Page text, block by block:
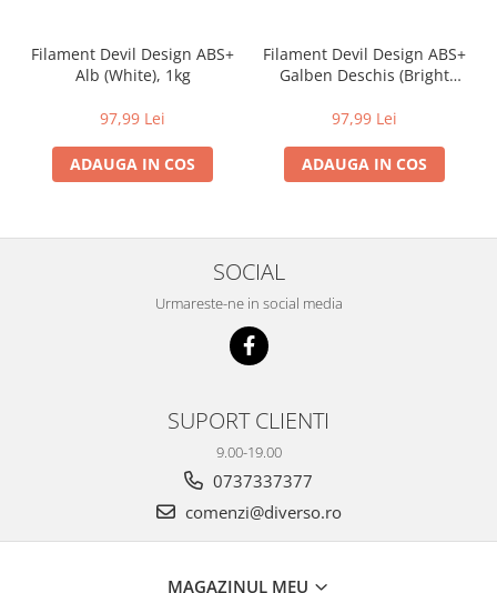
Filament Devil Design ABS+
Alb (White), 1kg
97,99 Lei
ADAUGA IN COS
Filament Devil Design ABS+
Galben Deschis (Bright
97,99 Lei
ADAUGA IN COS
SOCIAL
Urmareste-ne in social media
SUPORT CLIENTI
9.00-19.00
0737337377
comenzi@diverso.ro
MAGAZINUL MEU